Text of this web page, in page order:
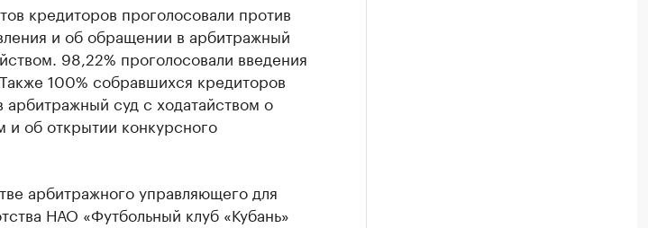
кредиторов проголосовали против
и об обращении в арбитражный
98,22% проголосовали введения
100% собравшихся кредиторов
суд с ходатайством о
и об открытии конкурсного
арбитражного управляющего для
НАО «Футбольный клуб «Кубань»